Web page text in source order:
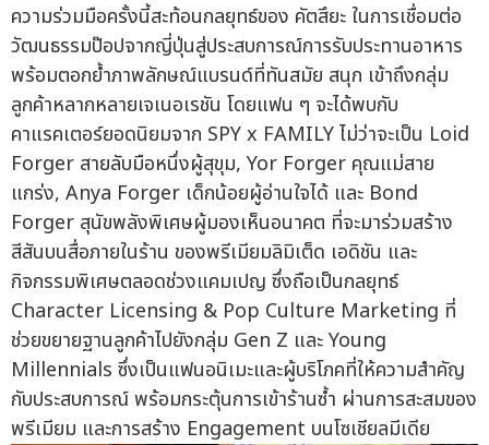
ความร่วมมือครั้งนี้สะท้อนกลยุทธ์ของ คัตสึยะ ในการเชื่อมต่อ
วัฒนธรรมป๊อปจากญี่ปุ่นสู่ประสบการณ์การรับประทานอาหาร
พร้อมตอกย้ำภาพลักษณ์แบรนด์ที่ทันสมัย สนุก เข้าถึงกลุ่ม
ลูกค้าหลากหลายเจเนอเรชัน โดยแฟน ๆ จะได้พบกับ
คาแรคเตอร์ยอดนิยมจาก SPY x FAMILY ไม่ว่าจะเป็น Loid
Forger สายลับมือหนึ่งผู้สุขุม, Yor Forger คุณแม่สาย
แกร่ง, Anya Forger เด็กน้อยผู้อ่านใจได้ และ Bond
Forger สุนัขพลังพิเศษผู้มองเห็นอนาคต ที่จะมาร่วมสร้าง
สีสันบนสื่อภายในร้าน ของพรีเมียมลิมิเต็ด เอดิชัน และ
กิจกรรมพิเศษตลอดช่วงแคมเปญ ซึ่งถือเป็นกลยุทธ์
Character Licensing & Pop Culture Marketing ที่
ช่วยขยายฐานลูกค้าไปยังกลุ่ม Gen Z และ Young
Millennials ซึ่งเป็นแฟนอนิเมะและผู้บริโภคที่ให้ความสำคัญ
กับประสบการณ์ พร้อมกระตุ้นการเข้าร้านซ้ำ ผ่านการสะสมของ
พรีเมียม และการสร้าง Engagement บนโซเชียลมีเดีย